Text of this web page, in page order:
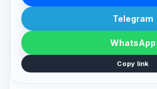
Telegram
WhatsApp
Copy link